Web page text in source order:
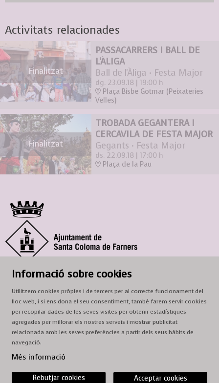
Activitats relacionades
Finalitzat
PASSACARRERS I BALL DE
L'ÀLIGA
Ball de l'Àliga · Festa Major
dg. 23.09.18 | 19:00 h
Plaça Bisbe Gotmar (Peixateries
Velles)
Finalitzat
TROBADA GEGANTERA I
CERCAVILA DE FESTA MAJOR
Gegants · Festa Major
ds. 22.09.18 | 17:00 h
Plaça de la Pau
© Ajuntament de Santa Coloma de Farners
: de dilluns a dissabte, de 9 a 13 h.
Adreça: c. del Prat, 16, 17430 Santa Coloma de Farners
A/e:cultura@scf.cat
Sitemap
Informació sobre cookies
Utilitzem cookies pròpies i de tercers per al correcte funcionament del
lloc web, i si ens dona el seu consentiment, també farem servir cookies
per recopilar dades de les seves visites per obtenir estadístiques
agregades per millorar els nostres serveis i mostrar publicitat
relacionada amb les seves preferències a partir dels seus hàbits de
navegació.
Més informació
Acceptar cookies
Rebutjar cookies